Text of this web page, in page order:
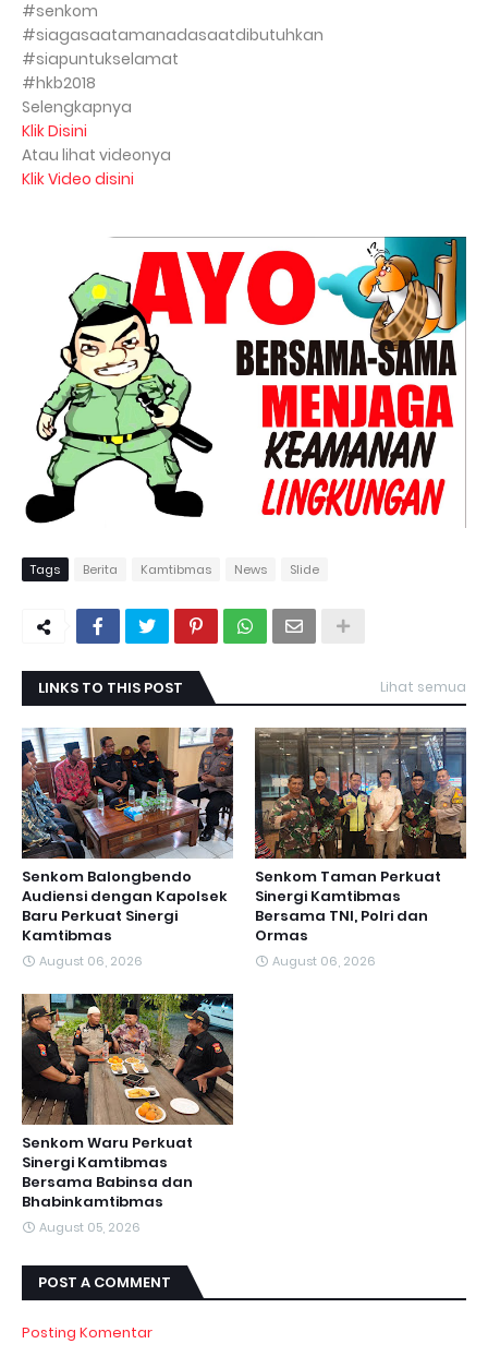
#senkom
#siagasaatamanadasaatdibutuhkan
#siapuntukselamat
#hkb2018
Selengkapnya
Klik Disini
Atau lihat videonya
Klik Video disini
Tags Berita Kamtibmas News Slide
LINKS TO THIS POST Lihat semua
Senkom Balongbendo
Audiensi dengan Kapolsek
Baru Perkuat Sinergi
Kamtibmas
August 06, 2026
Senkom Taman Perkuat
Sinergi Kamtibmas
Bersama TNI, Polri dan
Ormas
August 06, 2026
Senkom Waru Perkuat
Sinergi Kamtibmas
Bersama Babinsa dan
Bhabinkamtibmas
August 05, 2026
POST A COMMENT
Posting Komentar